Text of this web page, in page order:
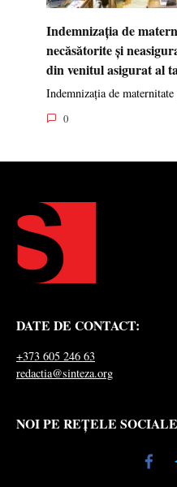
Indemnizația de
necăsătorite și
din venitul asigurat al
Indemnizația de
0
DATE DE CONTACT:
+373 605 246 63
redactia@sinteza.org
NOI PE REȚELE